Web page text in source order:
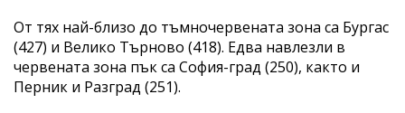
От тях най-близо до тъмночервената зона са Бургас
(427) и Велико Търново (418). Едва навлезли в
червената зона пък са София-град (250), както и
Перник и Разград (251).